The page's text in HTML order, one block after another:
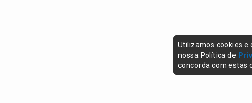
Utilizamos cookies e
nossa Política de
concorda com estas